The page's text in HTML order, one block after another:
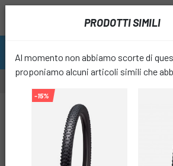
PRODOTTI SIMILI
Al momento non abbiamo scorte di
proponiamo alcuni articoli simili che
-15%